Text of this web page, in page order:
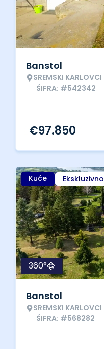
Banstol
SREMSKI KARLOVCI
ŠIFRA: #542342
€97.850
Kuće Ekskluzivno
360°
Banstol
SREMSKI KARLOVCI
ŠIFRA: #568282